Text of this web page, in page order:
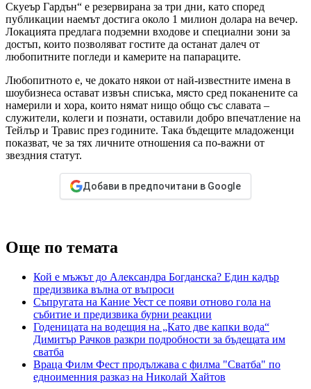
Скуеър Гардън“ е резервирана за три дни, като според
публикации наемът достига около 1 милион долара на вечер.
Локацията предлага подземни входове и специални зони за
достъп, които позволяват гостите да останат далеч от
любопитните погледи и камерите на папараците.
Любопитното е, че докато някои от най-известните имена в
шоубизнеса остават извън списъка, място сред поканените са
намерили и хора, които нямат нищо общо със славата –
служители, колеги и познати, оставили добро впечатление на
Тейлър и Травис през годините. Така бъдещите младоженци
показват, че за тях личните отношения са по-важни от
звездния статут.
Добави в предпочитани в Google
Още по темата
Кой е мъжът до Александра Богданска? Един кадър
предизвика вълна от въпроси
Съпругата на Кание Уест се появи отново гола на
събитие и предизвика бурни реакции
Годеницата на водещия на „Като две капки вода“
Димитър Рачков разкри подробности за бъдещата им
сватба
Враца Филм Фест продължава с филма "Сватба" по
едноименния разказ на Николай Хайтов